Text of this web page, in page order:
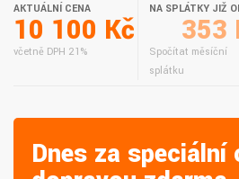
AKTUÁLNÍ CENA
10 100 Kč
včetně DPH 21%
NA SPLÁTKY JIŽ
353
Spočítat měsíční
splátku
Dnes za speciální